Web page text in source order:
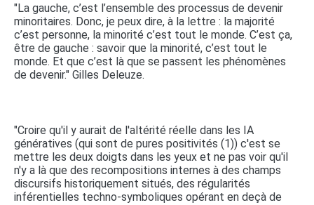
"La gauche, c’est l’ensemble des processus de devenir
minoritaires. Donc, je peux dire, à la lettre : la majorité
c’est personne, la minorité c’est tout le monde. C’est ça,
être de gauche : savoir que la minorité, c’est tout le
monde. Et que c’est là que se passent les phénomènes
de devenir." Gilles Deleuze.
"Croire qu'il y aurait de l'altérité réelle dans les IA
génératives (qui sont de pures positivités (1)) c'est se
mettre les deux doigts dans les yeux et ne pas voir qu'il
n'y a là que des recompositions internes à des champs
discursifs historiquement situés, des régularités
inférentielles techno-symboliques opérant en deçà de